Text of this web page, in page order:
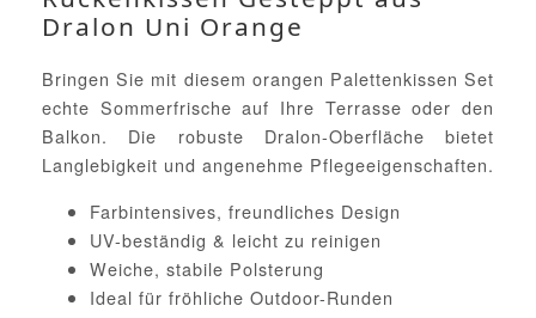
Dralon Uni Orange
Bringen Sie mit diesem orangen Palettenkissen Set
echte Sommerfrische auf Ihre Terrasse oder den
Balkon. Die robuste Dralon-Oberfläche bietet
Langlebigkeit und angenehme Pflegeeigenschaften.
Farbintensives, freundliches Design
UV-beständig & leicht zu reinigen
Weiche, stabile Polsterung
Ideal für fröhliche Outdoor-Runden